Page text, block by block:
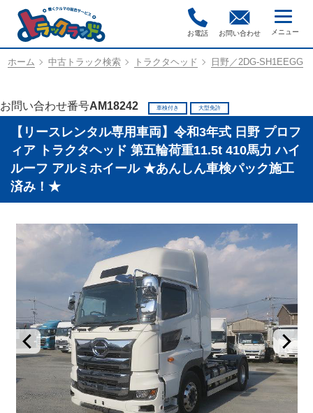
お電話 お問い合わせ
ホーム 中古トラック検索 トラクタヘッド 日野／2DG-SH1EEGG
お問い合わせ番号AM18242 車検付き 大型免許
【リースレンタル専用車両】令和3年式 日野 プロフ
ィア トラクタヘッド 第五輪荷重11.5t 410馬力 ハイ
ルーフ アルミホイール ★あんしん車検パック施工
済み！★